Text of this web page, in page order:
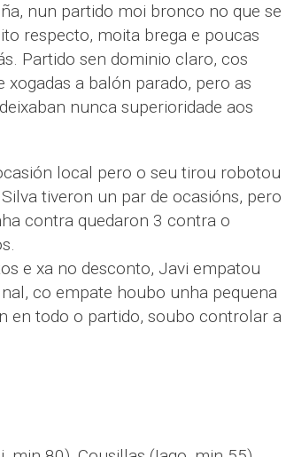
nun partido moi bronco no que se
respecto, moita brega e poucas
Partido sen dominio claro, cos
a balón parado, pero as
nunca superioridade aos
local pero o seu tirou robotou
tiveron un par de ocasións, pero
contra quedaron 3 contra o
e xa no desconto, Javi empatou
co empate houbo unha pequena
en todo o partido, soubo controlar a